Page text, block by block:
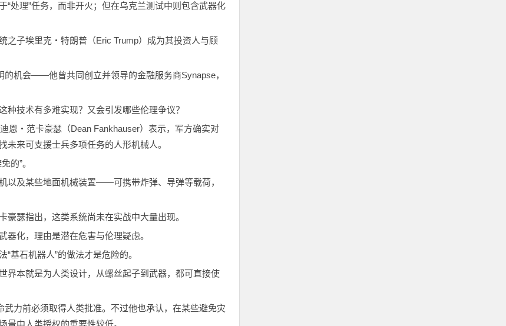
“处理”任务，而非开火；但在乌克兰测试中则包含武器化
之子埃里克・特朗普（Eric Trump）成为其投资人与顾
的机会——他曾共同创立并领导的金融服务商Synapse，
技术有多难实现？又会引发哪些伦理争议？
恩・范卡豪瑟（Dean Fankhauser）表示，军方确实对
来可支援士兵多项任务的人形机械人。
的”。
及某些地面机械装置——可携带炸弹、导弹等载荷，
瑟指出，这类系统尚未在实战中大量出现。
器化，理由是潜在危害与伦理疑虑。
基石机器人”的做法才是危险的。
界本就是为人类设计，从螺丝起子到武器，都可直接使
武力前必须取得人类批准。不过他也承认，在某些避免灾